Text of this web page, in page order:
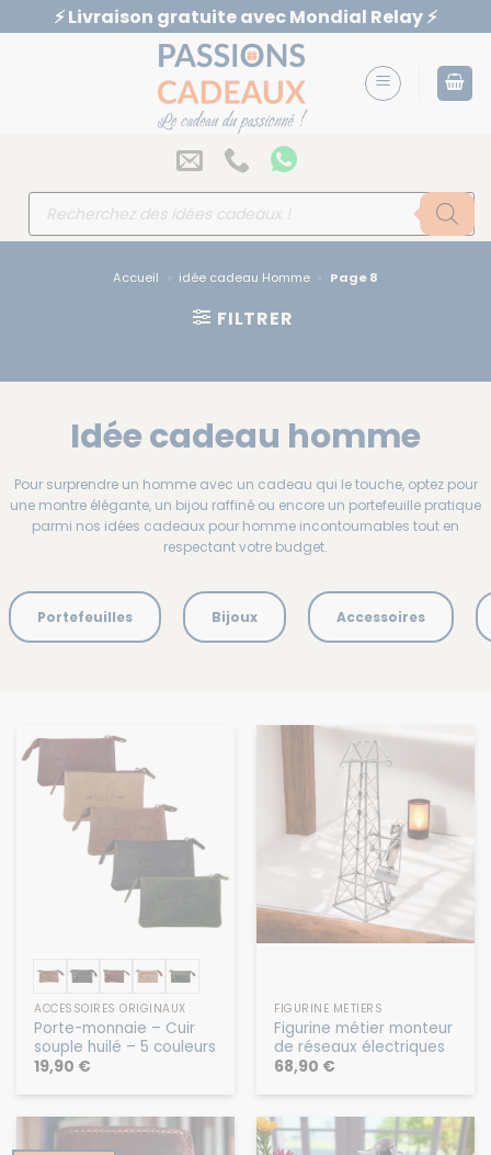
Passer
au
⚡️ Livraison gratuite avec Mondial Relay ⚡️
Recherche
Accueil » idée cadeau Homme » Page 8
FILTRER
Idée cadeau homme
Pour surprendre un homme avec un cadeau qui le touche, optez pour
une montre élégante, un bijou raffiné ou encore un portefeuille pratique
parmi nos idées cadeaux pour homme incontournables tout en
respectant votre budget.
Portefeuilles Bijoux Accessoires
ACCESSOIRES ORIGINAUX
Porte-monnaie – Cuir
souple huilé – 5 couleurs
19,90 €
FIGURINE MÉTIERS
Figurine métier monteur
de réseaux électriques
68,90 €